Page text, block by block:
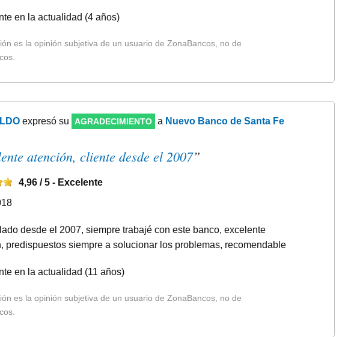
en la actualidad (4 años)
es la opinión subjetiva de un usuario de ZonaBancos, no de
expresó su AGRADECIMIENTO a Nuevo Banco de Santa Fe
atención, cliente desde el 2007”
4,96/ 5 - Excelente
desde el 2007, siempre trabajé con este banco, excelente
predispuestos siempre a solucionar los problemas, recomendable
en la actualidad (11 años)
es la opinión subjetiva de un usuario de ZonaBancos, no de